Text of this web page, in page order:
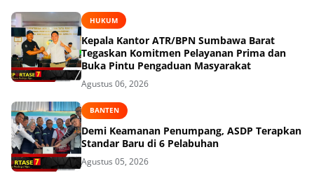
HUKUM
Kepala Kantor ATR/BPN Sumbawa Barat
Tegaskan Komitmen Pelayanan Prima dan
Buka Pintu Pengaduan Masyarakat
Agustus 06, 2026
BANTEN
Demi Keamanan Penumpang, ASDP Terapkan
Standar Baru di 6 Pelabuhan
Agustus 05, 2026